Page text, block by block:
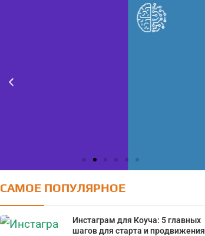
САМОЕ ПОПУЛЯРНОЕ
Инстаграм для Коуча: 5 главных
шагов для старта и продвижения